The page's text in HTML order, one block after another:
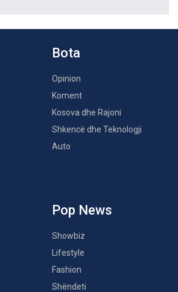
Bota
Opinion
Koment
Kosova dhe Rajoni
Shkencë dhe Teknologji
Auto
Pop News
Showbiz
Lifestyle
Fashion
Shëndeti